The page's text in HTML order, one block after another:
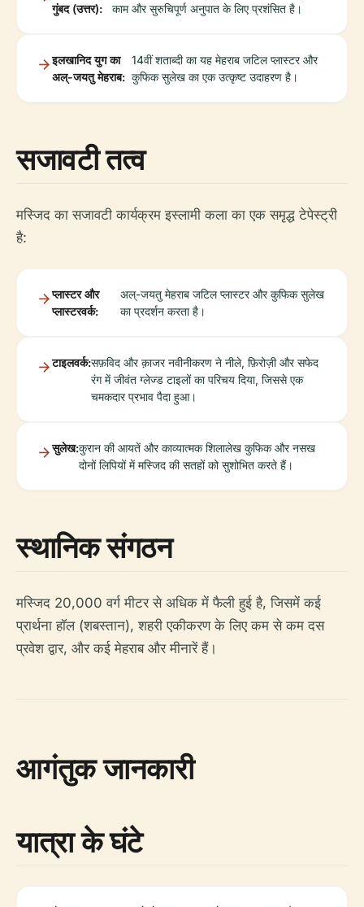
गुंबद (उत्तर):
काम और सुरुचिपूर्ण अनुपात के लिए प्रशंसित है।
इलखानिद युग का
अल्-जयतु मेहराब:
14वीं शताब्दी का यह मेहराब जटिल प्लास्टर और
कुफिक सुलेख का एक उत्कृष्ट उदाहरण है।
सजावटी तत्व
मस्जिद का सजावटी कार्यक्रम इस्लामी कला का एक समृद्ध टेपेस्ट्री
है:
प्लास्टर और
प्लास्टरवर्क:
अल्-जयतु मेहराब जटिल प्लास्टर और कुफिक सुलेख
का प्रदर्शन करता है।
टाइलवर्क:सफ़विद और क़ाजर नवीनीकरण ने नीले, फ़िरोज़ी और सफेद
रंग में जीवंत ग्लेज्ड टाइलों का परिचय दिया, जिससे एक
चमकदार प्रभाव पैदा हुआ।
सुलेख:कुरान की आयतें और काव्यात्मक शिलालेख कुफिक और नसख
दोनों लिपियों में मस्जिद की सतहों को सुशोभित करते हैं।
स्थानिक संगठन
मस्जिद 20,000 वर्ग मीटर से अधिक में फैली हुई है, जिसमें कई
प्रार्थना हॉल (शबस्तान), शहरी एकीकरण के लिए कम से कम दस
प्रवेश द्वार, और कई मेहराब और मीनारें हैं।
आगंतुक जानकारी
यात्रा के घंटे